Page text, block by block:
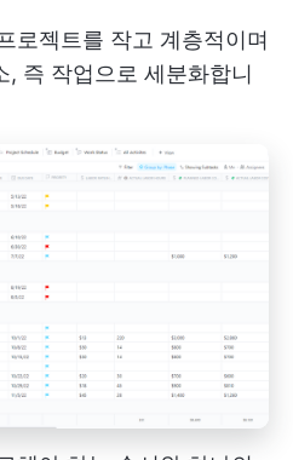
로젝트를 작고 계층적이며
, 즉 작업으로 세분화합니